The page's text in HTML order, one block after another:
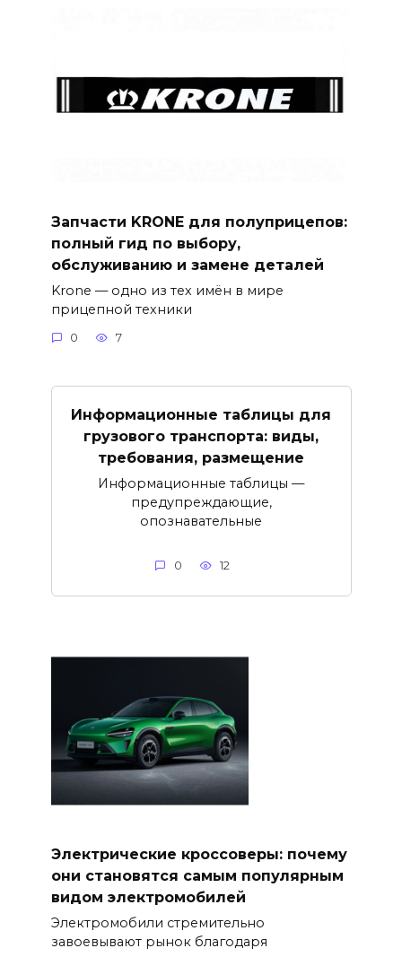
Запчасти KRONE для полуприцепов:
полный гид по выбору,
обслуживанию и замене деталей
Krone — одно из тех имён в мире
прицепной техники
0 7
Информационные таблицы для
грузового транспорта: виды,
требования, размещение
Информационные таблицы —
предупреждающие,
опознавательные
0 12
Электрические кроссоверы: почему
они становятся самым популярным
видом электромобилей
Электромобили стремительно
завоевывают рынок благодаря